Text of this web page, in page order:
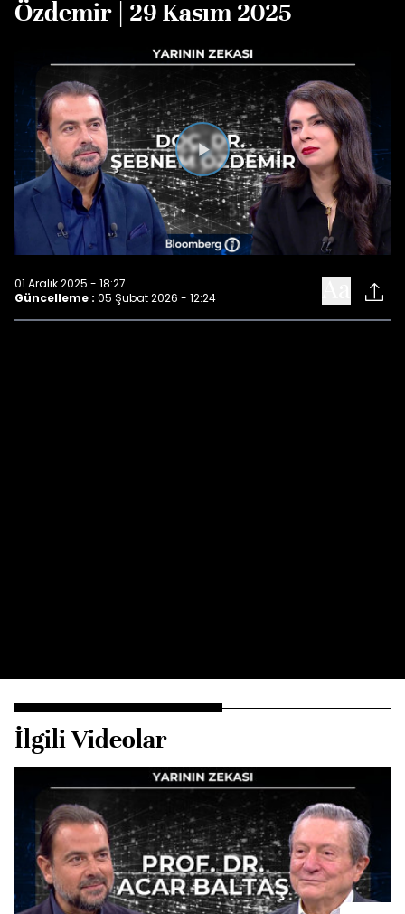
Özdemir | 29 Kasım 2025
Videoyu
Oynat
01 Aralık 2025 - 18:27
Güncelleme : 05 Şubat 2026 - 12:24
İlgili Videolar